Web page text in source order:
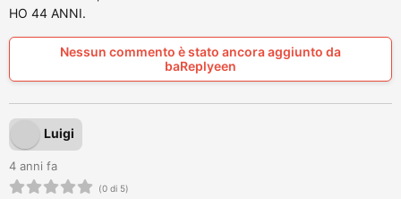
HO 44 ANNI.
Nessun commento è stato ancora aggiunto da
baReplyeen
Luigi
4 anni fa
(0 di 5)